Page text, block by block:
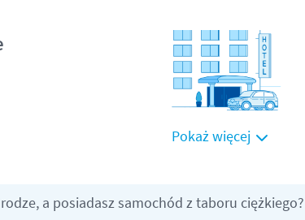
Pokaż więcej
a posiadasz samochód z taboru ciężkiego?